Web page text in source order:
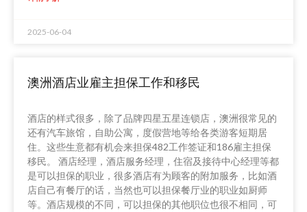
2025-06-04
澳洲酒店业雇主担保工作和移民
酒店的样式很多，除了品牌四星五星连锁店，澳洲很常见的
还有汽车旅馆，自助公寓，度假营地等给各类游客短期居
住。这些生意都有机会来担保482工作签证和186雇主担保
移民。 酒店经理，酒店服务经理，住宿及接待中心经理等都
是可以担保的职业，很多酒店有为顾客的附加服务，比如酒
店自己有餐厅的话，当然也可以担保餐厅业的职业如厨师
等。酒店规模的不同，可以担保的其他职位也很不相同，可